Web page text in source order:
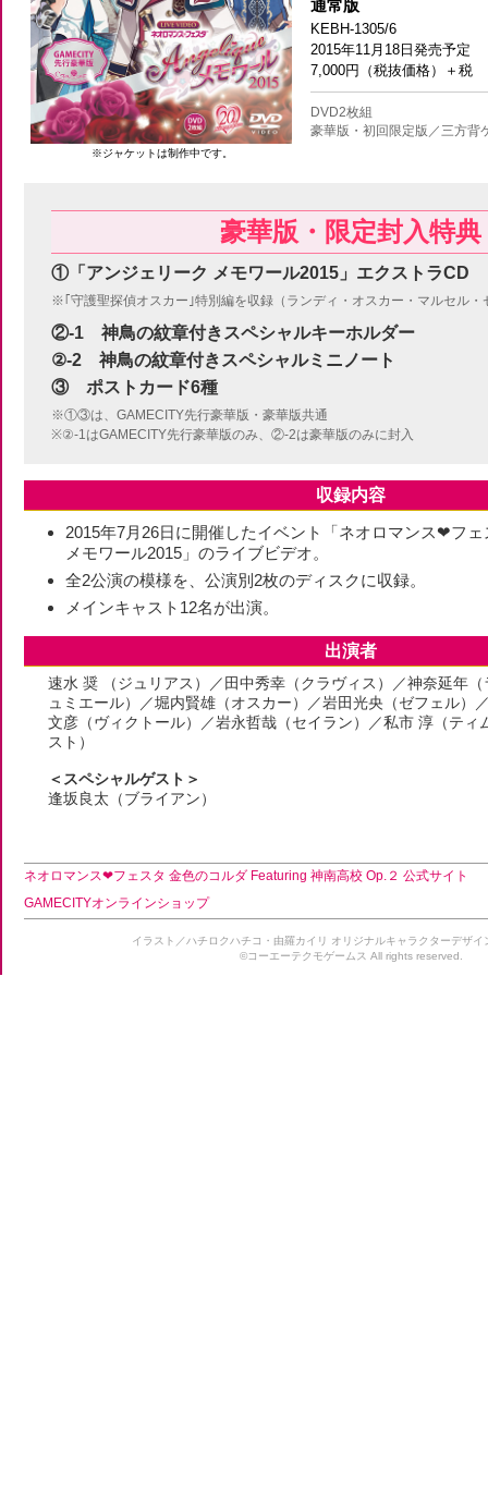
※ジャケットは制作中です。
通常版
KEBH-1305/6
2015年11月18日発売予定
7,000円（税抜価格）＋税
DVD2枚組
豪華版・初回限定版／三方背
豪華版・限定封入特典
①「アンジェリーク メモワール2015」エクストラCD
※｢守護聖探偵オスカー｣特別編を収録（ランディ・オスカー・マルセル・
②-1 神鳥の紋章付きスペシャルキーホルダー
②-2 神鳥の紋章付きスペシャルミニノート
③ ポストカード6種
※①③は、GAMECITY先行豪華版・豪華版共通
※②-1はGAMECITY先行豪華版のみ、②-2は豪華版のみに封入
収録内容
2015年7月26日に開催したイベント「ネオロマンス❤フ
メモワール2015」のライブビデオ。
全2公演の模様を、公演別2枚のディスクに収録。
メインキャスト12名が出演。
出演者
速水 奨 （ジュリアス）／田中秀幸（クラヴィス）／神奈延年
ュミエール）／堀内賢雄（オスカー）／岩田光央（ゼフェル）
文彦（ヴィクトール）／岩永哲哉（セイラン）／私市 淳（ティ
スト）
＜スペシャルゲスト＞
逢坂良太（ブライアン）
ネオロマンス❤フェスタ 金色のコルダ Featuring 神南高校 Op.２ 公式サイト
GAMECITYオンラインショップ
イラスト／ハチロクハチコ・由羅カイリ オリジナルキャラクターデザ
©コーエーテクモゲームス All rights reserved.